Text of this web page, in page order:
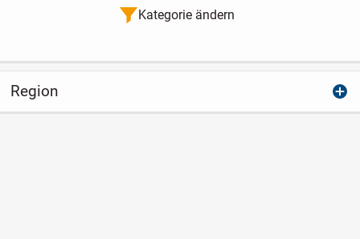
Kategorie ändern
Region